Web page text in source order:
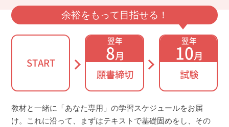
余裕をもって目指せる！
START
翌年
8月
願書締切
翌年
10月
試験
教材と一緒に「あなた専用」の学習スケジュールをお届
け。これに沿って、まずはテキストで基礎固めをし、その